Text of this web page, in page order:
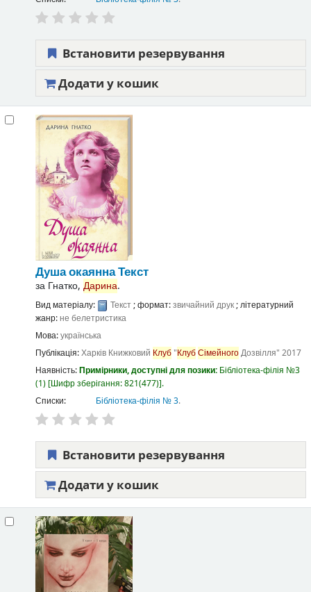
Встановити резервування
Додати у кошик
Душа окаяннаТекст
за Гнатко, Дарина.
Вид матеріалу: Текст; формат:звичайний друк; літературний
жанр:не белетристика
Мова:українська
Публікація:Харків Книжковий Клуб"КлубСімейногоДозвілля" 2017
Наявність:Примірники, доступні для позики: Бібліотека-філія №3
(1) Шифр зберігання:821(477) .
Списки:
Бібліотека-філія № 3.
Встановити резервування
Додати у кошик